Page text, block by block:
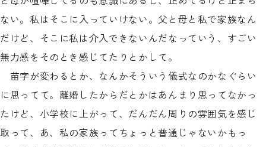
ない。私はそこに入っていけない。父と母と私で家族なん
だけど、そこに私は介入できないんだなっていう、すごい
無力感をそのとき感じてたりとかして。
苗字が変わるとか、なんかそういう儀式なのかなぐらい
に思ってて。離婚したからだとかはあんまり思ってなかっ
たけど、小学校に上がって、だんだん周りの雰囲気を感じ
取って、あ、私の家族ってちょっと普通じゃないかもっ